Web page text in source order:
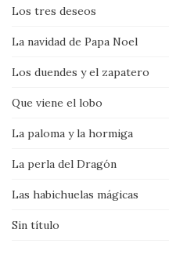
Los tres deseos
La navidad de Papa Noel
Los duendes y el zapatero
Que viene el lobo
La paloma y la hormiga
La perla del Dragón
Las habichuelas mágicas
Sin título